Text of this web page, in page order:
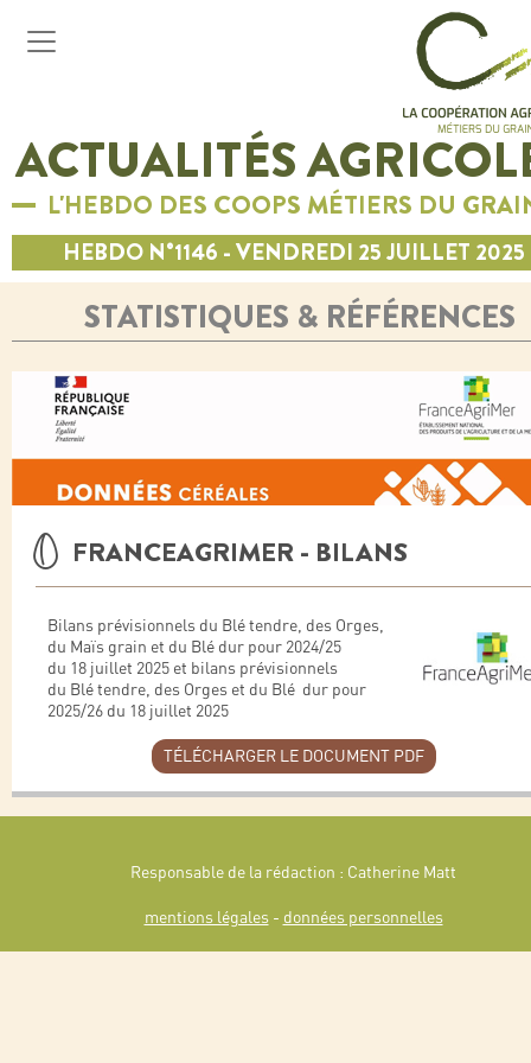
ACTUALITÉS
L'HEBDO DES COOPS MÉTIERS DU
HEBDO N°1146 - VENDREDI 25 JUILLET 2025
STATISTIQUES & RÉFÉRENCES
FRANCEAGRIMER - BILANS
Bilans prévisionnels du Blé tendre, des Orges,
du Maïs grain et du Blé dur pour 2024/25
du 18 juillet 2025 et bilans prévisionnels
du Blé tendre, des Orges et du Blé dur pour
2025/26 du 18 juillet 2025
TÉLÉCHARGER LE DOCUMENT PDF
Responsable de la rédaction : Catherine Matt
mentions légales - données personnelles